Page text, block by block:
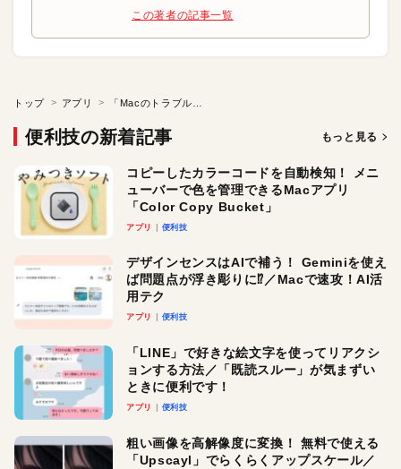
この著者の記事一覧
トップ アプリ
便利技の新着記事 もっと見る
コピーしたカラーコードを自動検知！ メニ
ューバーで色を管理できるMacアプリ
「Color Copy Bucket」
アプリ 便利技
デザインセンスはAIで補う！ Geminiを使え
ば問題点が浮き彫りに⁉︎／Macで速攻！AI活
用テク
アプリ 便利技
「LINE」で好きな絵文字を使ってリアクシ
ョンする方法／「既読スルー」が気まずい
ときに便利です！
アプリ 便利技
粗い画像を高解像度に変換！ 無料で使える
「Upscayl」でらくらくアップスケール／